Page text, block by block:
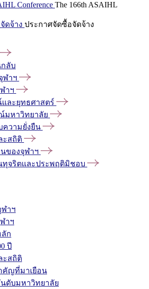
Conference The 166th ASAIHL
ดจ้าง ประกาศจัดซื้อจัดจ้าง
ลับ
ฬาฯ
าฯ
ละยุทธศาสตร์
มหาวิทยาลัย
ความยั่งยืน
ะสถิติ
ของจุฬาฯ
ทุจริตและประพฤติมิชอบ
าฯ
าฯ
ก
ปี
ะสถิติ
คัญที่มาเยือน
ดับมหาวิทยาลัย